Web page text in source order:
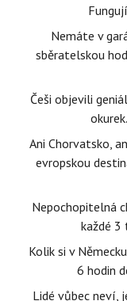
Nemáte v
sběratelskou
Češi objevili
Ani Chorvatsko,
evropskou
Nepochopitelná
každé
Kolik si v
6 hodin
Lidé vůbec neví,